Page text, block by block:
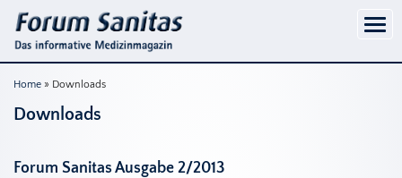
Home » Downloads
Downloads
Forum Sanitas Ausgabe 2/2013